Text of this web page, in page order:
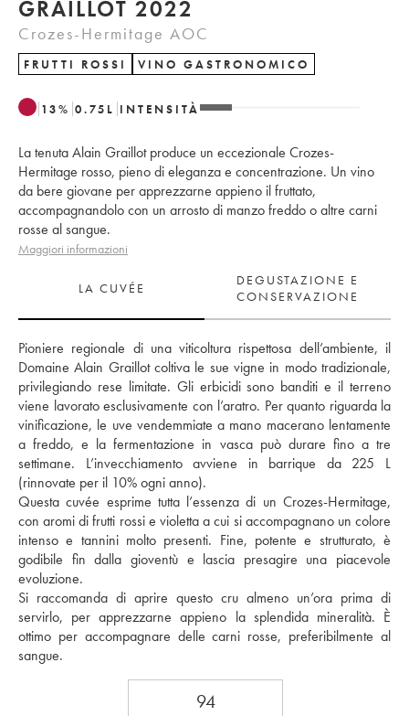
GRAILLOT 2022
Crozes-Hermitage AOC
FRUTTI ROSSI VINO GASTRONOMICO
13% 0.75 L INTENSITÀ
La tenuta Alain Graillot produce un eccezionale Crozes-
Hermitage rosso, pieno di eleganza e concentrazione. Un vino
da bere giovane per apprezzarne appieno il fruttato,
accompagnandolo con un arrosto di manzo freddo o altre carni
rosse al sangue.
Maggiori informazioni
LA CUVÉE
DEGUSTAZIONE E
CONSERVAZIONE
Pioniere regionale di una viticoltura rispettosa dell’ambiente, il
Domaine Alain Graillot coltiva le sue vigne in modo tradizionale,
privilegiando rese limitate. Gli erbicidi sono banditi e il terreno
viene lavorato esclusivamente con l’aratro. Per quanto riguarda la
vinificazione, le uve vendemmiate a mano macerano lentamente
a freddo, e la fermentazione in vasca può durare fino a tre
settimane. L’invecchiamento avviene in barrique da 225 L
(rinnovate per il 10% ogni anno).
Questa cuvée esprime tutta l’essenza di un Crozes-Hermitage,
con aromi di frutti rossi e violetta a cui si accompagnano un colore
intenso e tannini molto presenti. Fine, potente e strutturato, è
godibile fin dalla gioventù e lascia presagire una piacevole
evoluzione.
Si raccomanda di aprire questo cru almeno un’ora prima di
servirlo, per apprezzarne appieno la splendida mineralità. È
ottimo per accompagnare delle carni rosse, preferibilmente al
sangue.
94